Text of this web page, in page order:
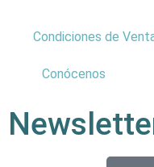
Condiciones de
Conócenos